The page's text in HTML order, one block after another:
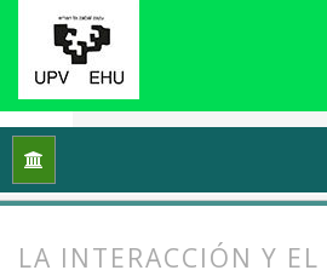
Inicio
LA INTERACCIÓN Y EL